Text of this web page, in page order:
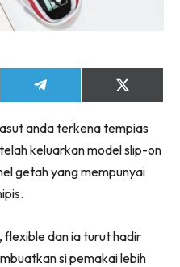
Share
on
Share
on
(Twitter)
anda terkena tempias
keluarkan model slip-on
getah yang mempunyai
flexible dan ia turut hadir
si pemakai lebih